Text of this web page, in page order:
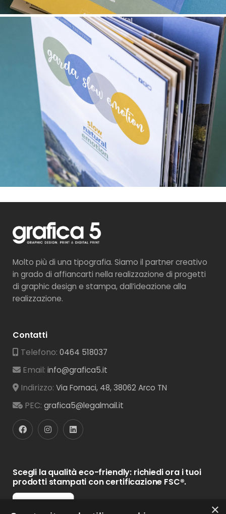
Molto più di una tipografia. Siamo il partner creativo
in grado di affiancarti nella realizzazione di progetti
di graphic design e stampa, dall’ideazione alla
realizzazione.
Contatti
Telefono: 0464 518037
Email: info@grafica5.it
Indirizzo: Via Fornaci, 48, 38062 Arco TN
PEC: grafica5@legalmail.it
Scegli la qualità eco-friendly: richiedi ora i tuoi
prodotti stampati con certificazione FSC®.
×